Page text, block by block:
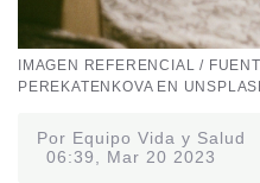
IMAGEN REFERENCIAL /
PEREKATENKOVA EN
Por Equipo Vida y Salud
06:39, Mar 20 2023